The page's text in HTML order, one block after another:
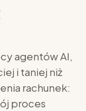
agentów AI,
i taniej niż
rachunek:
proces